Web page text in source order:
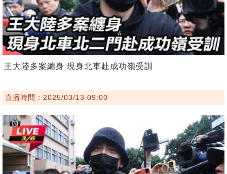
王大陸多案纏身 現身北車赴成功嶺受訓
直播時間：2025/03/13 09:00